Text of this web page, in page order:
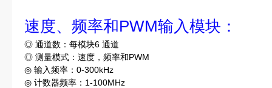
速度、频率和PWM输入模块：
◎ 通道数：每模块6 通道
◎ 测量模式：速度，频率和PWM
◎ 输入频率：0-300kHz
◎ 计数器频率：1-100MHz